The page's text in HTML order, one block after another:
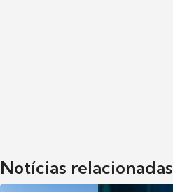
Notícias relacionadas